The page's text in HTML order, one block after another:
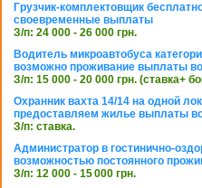
Грузчик-комплектовщик
своевременные выплаты
З/п: 24 000 - 26 000 грн.
Водитель микроавтобуса
возможно проживание выплаты
З/п: 15 000 - 20 000 грн. (ставка+
Охранник вахта 14/14 на одной
предоставляем жилье выплаты
З/п: ставка.
Администратор в гостинично-
возможностью постоянного
З/п: 12 000 - 15 000 грн.